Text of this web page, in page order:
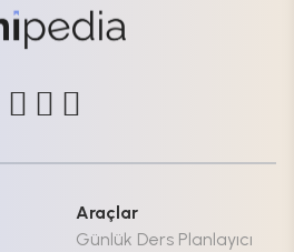
Araçlar
Günlük Ders Planlayıcı